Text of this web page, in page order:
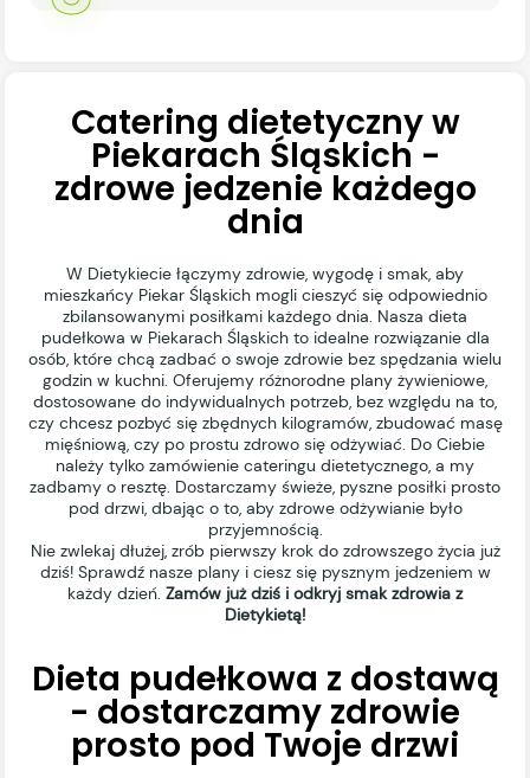
Catering dietetyczny w
Piekarach Śląskich -
zdrowe jedzenie każdego
dnia
W Dietykiecie łączymy zdrowie, wygodę i smak, aby
mieszkańcy Piekar Śląskich mogli cieszyć się odpowiednio
zbilansowanymi posiłkami każdego dnia. Nasza dieta
pudełkowa w Piekarach Śląskich to idealne rozwiązanie dla
osób, które chcą zadbać o swoje zdrowie bez spędzania wielu
godzin w kuchni. Oferujemy różnorodne plany żywieniowe,
dostosowane do indywidualnych potrzeb, bez względu na to,
czy chcesz pozbyć się zbędnych kilogramów, zbudować masę
mięśniową, czy po prostu zdrowo się odżywiać. Do Ciebie
należy tylko zamówienie cateringu dietetycznego, a my
zadbamy o resztę. Dostarczamy świeże, pyszne posiłki prosto
pod drzwi, dbając o to, aby zdrowe odżywianie było
przyjemnością.
Nie zwlekaj dłużej, zrób pierwszy krok do zdrowszego życia już
dziś! Sprawdź nasze plany i ciesz się pysznym jedzeniem w
każdy dzień. Zamów już dziś i odkryj smak zdrowia z
Dietykietą!
Dieta pudełkowa z dostawą
- dostarczamy zdrowie
prosto pod Twoje drzwi